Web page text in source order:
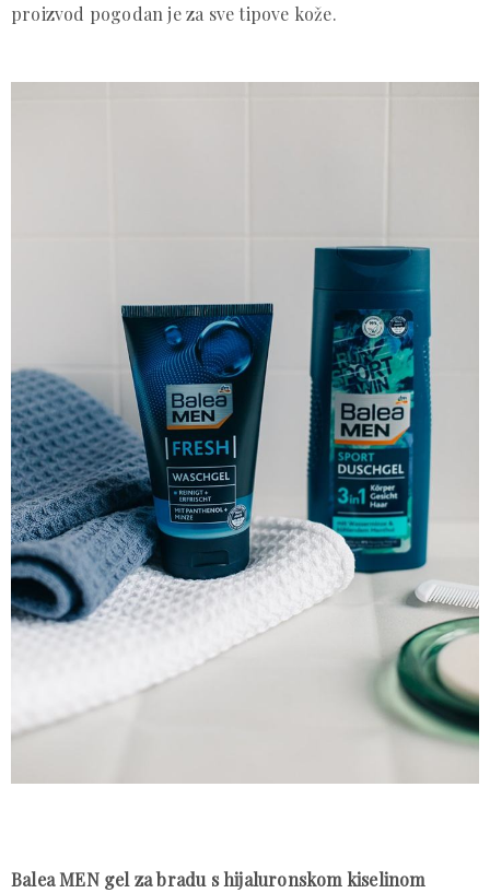
proizvod pogodan je za sve tipove kože.
Balea MEN gel za bradu s hijaluronskom kiselinom